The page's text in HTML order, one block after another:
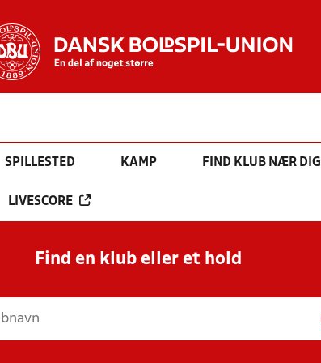
SPILLESTED KAMP FIND KLUB NÆR DIG
LIVESCORE
Find en klub eller et hold